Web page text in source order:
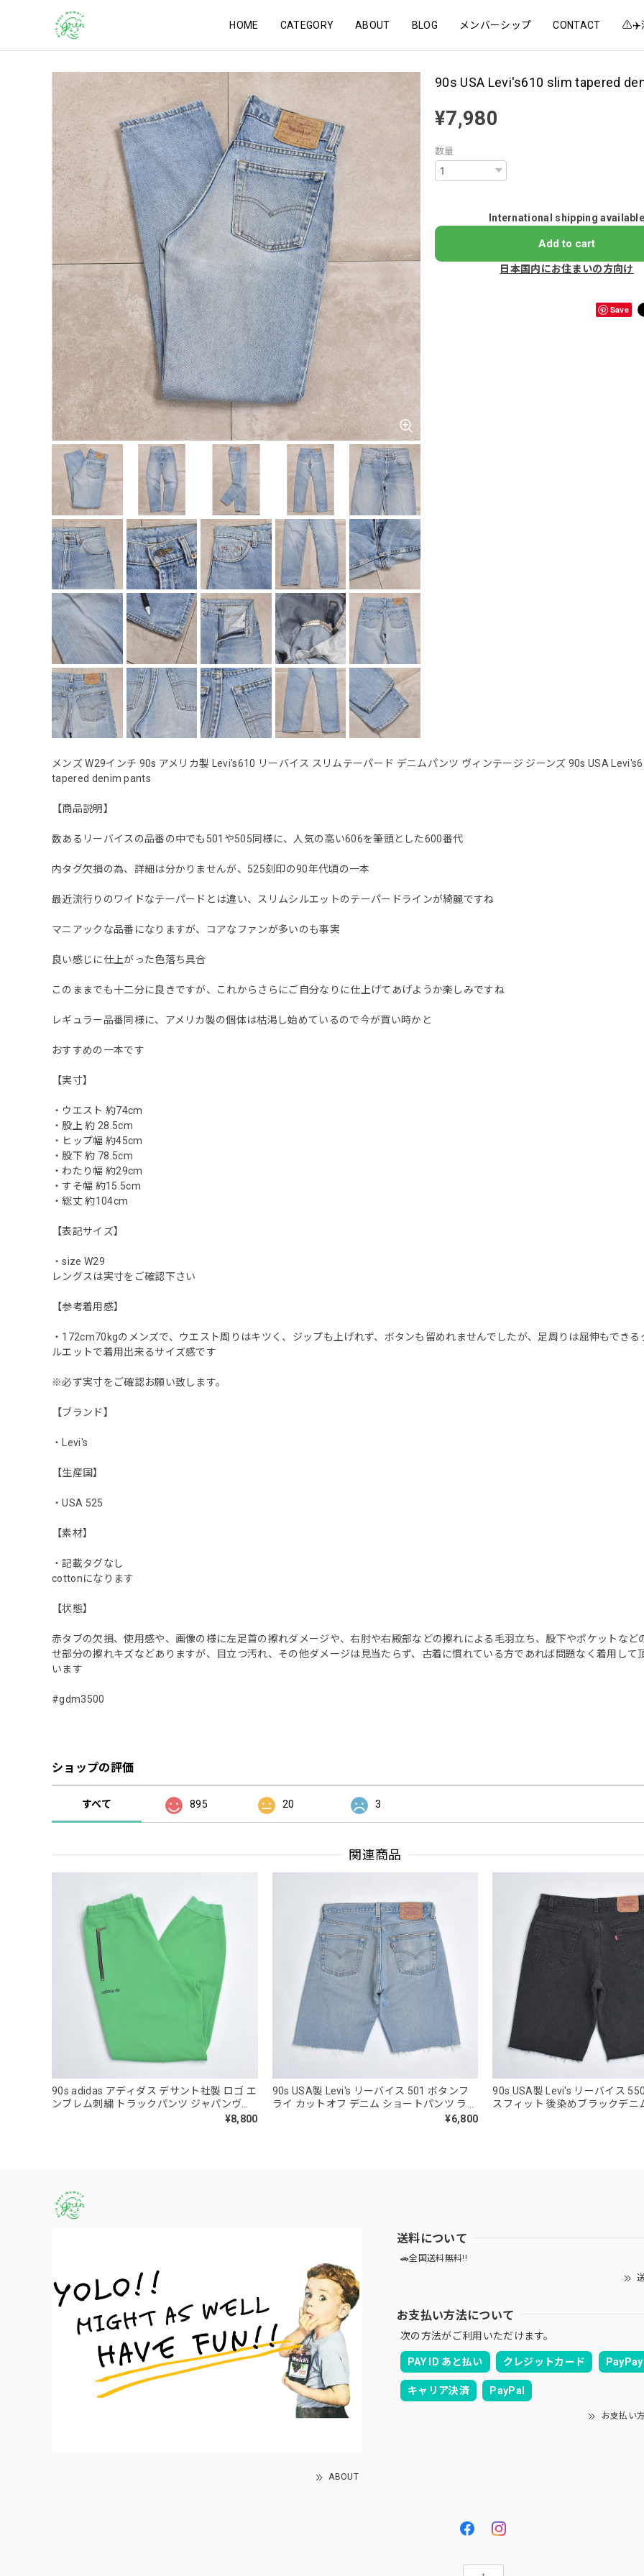
HOME CATEGORY ABOUT BLOG メンバーシップ CONTACT ⚠️✈️
90s USA Levi's610 slim tapered
¥7,980
数量
International shipping
Add to cart
日本国内にお住まいの方向け
Save
メンズ W29インチ 90s アメリカ製 Levi's610 リーバイス スリムテーパード デニムパンツ ヴィンテージ ジーンズ 90s USA
tapered denim pants
【商品説明】
数あるリーバイスの品番の中でも501や505同様に、人気の高い606を筆頭とした600番代
内タグ欠損の為、詳細は分かりませんが、525刻印の90年代頃の一本
最近流行りのワイドなテーパードとは違い、スリムシルエットのテーパードラインが綺麗ですね
マニアックな品番になりますが、コアなファンが多いのも事実
良い感じに仕上がった色落ち具合
このままでも十二分に良きですが、これからさらにご自分なりに仕上げてあげようか楽しみですね
レギュラー品番同様に、アメリカ製の個体は枯渇し始めているので今が買い時かと
おすすめの一本です
【実寸】
・ウエスト 約74cm
・股上 約 28.5cm
・ヒップ幅 約45cm
・股下 約 78.5cm
・わたり幅 約29cm
・すそ幅 約15.5cm
・総丈 約104cm
【表記サイズ】
・size W29
レングスは実寸をご確認下さい
【参考着用感】
・172cm70kgのメンズで、ウエスト周りはキツく、ジップも上げれず、ボタンも留めれませんでしたが、足周りは屈伸もできる
ルエットで着用出来るサイズ感です
※必ず実寸をご確認お願い致します。
【ブランド】
・Levi's
【生産国】
・USA 525
【素材】
・記載タグなし
cottonになります
【状態】
赤タブの欠損、使用感や、画像の様に左足首の擦れダメージや、右肘や右殿部などの擦れによる毛羽立ち、股下やポケットなど
せ部分の擦れキズなどありますが、目立つ汚れ、その他ダメージは見当たらず、古着に慣れている方であれば問題なく着用して
います
#gdm3500
ショップの評価
すべて 895 20 3
関連商品
90s adidas アディダス デサント社製 ロゴ エ
ンブレム刺繍 トラックパンツ ジャパンヴィ
ンテージ ビンテージ グリーン ジャージ 古着
¥8,800
90s USA製 Levi's リーバイス 501 ボタンフ
ライ カットオフ デニム ショートパンツ ライ
トブルー USED ヴィンテージ ビンテージ 古
¥6,800
90s USA製 Levi's リーバイス
スフィット 後染めブラックデニ
ABOUT
送料について
🚗全国送料無料!!
お支払い方法について
次の方法がご利用いただけます。
PAY ID あと払い クレジットカード PayPay
キャリア決済 PayPal
お支払い